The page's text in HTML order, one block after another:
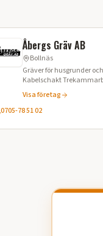
Åbergs Gräv AB
Bollnäs
Gräver för husgrunder och dränering
Visa företag
0705-78 51 02